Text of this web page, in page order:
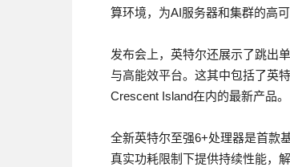
算环境，为AI服务器和集群的高
发布会上，英特尔还展示了跳出
与高能效平台。这其中包括了英
Crescent Island在内的最新产品。
全新英特尔至强6+处理器是首款
真实功耗限制下提供持续性能，